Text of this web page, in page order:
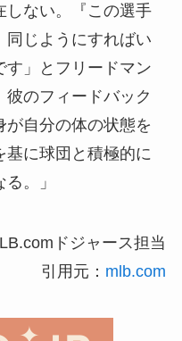
しない。『この選手
同じようにすればい
す」とフリードマン
彼のフィードバック
が自分の体の状態を
基に球団と積極的に
。」
ドジャース担当
引用元： mlb.com